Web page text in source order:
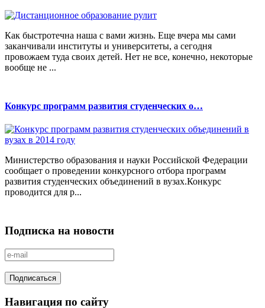
Как быстротечна наша с вами жизнь. Еще вчера мы сами
заканчивали институты и университеты, а сегодня
провожаем туда своих детей. Нет не все, конечно, некоторые
вообще не ...
Конкурс программ развития студенческих о…
Министерство образования и науки Российской Федерации
сообщает о проведении конкурсного отбора программ
развития студенческих объединений в вузах.Конкурс
проводится для р...
Подписка на новости
Навигация по сайту